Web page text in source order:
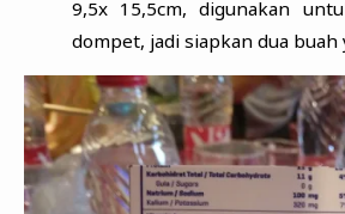
9,5x 15,5cm, digunakan
dompet, jadi siapkan dua buah